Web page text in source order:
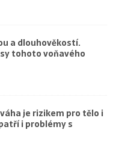
a dlouhověkostí.
tohoto voňavého
je rizikem pro tělo i
i problémy s